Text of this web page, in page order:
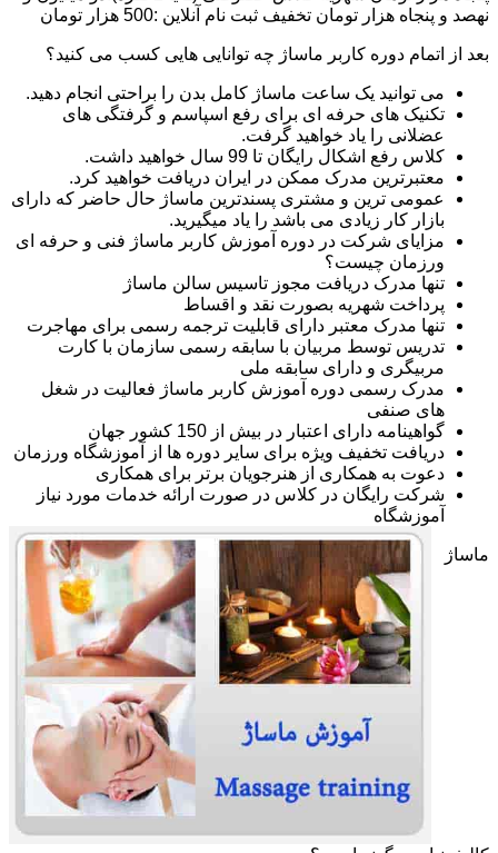
نهصد و پنجاه هزار تومان تخفیف ثبت نام آنلاین :500 هزار تومان
بعد از اتمام دوره کاربر ماساژ چه توانایی هایی کسب می کنید؟
می توانید یک ساعت ماساژ کامل بدن را براحتی انجام دهید.
تکنیک های حرفه ای برای رفع اسپاسم و گرفتگی های
عضلانی را یاد خواهید گرفت.
کلاس رفع اشکال رایگان تا 99 سال خواهید داشت.
معتبرترین مدرک ممکن در ایران دریافت خواهید کرد.
عمومی ترین و مشتری پسندترین ماساژ حال حاضر که دارای
بازار کار زیادی می باشد را یاد میگیرید.
مزایای شرکت در دوره آموزش کاربر ماساژ فنی و حرفه ای
ورزمان چیست؟
تنها مدرک دریافت مجوز تاسیس سالن ماساژ
پرداخت شهریه بصورت نقد و اقساط
تنها مدرک معتبر دارای قابلیت ترجمه رسمی برای مهاجرت
تدریس توسط مربیان با سابقه رسمی سازمان با کارت
مربیگری و دارای سابقه ملی
مدرک رسمی دوره آموزش کاربر ماساژ فعالیت در شغل
های صنفی
گواهینامه دارای اعتبار در بیش از 150 کشور جهان
دریافت تخفیف ویژه برای سایر دوره ها از آموزشگاه ورزمان
دعوت به همکاری از هنرجویان برتر برای همکاری
شرکت رایگان در کلاس در صورت ارائه خدمات مورد نیاز
آموزشگاه
ماساژ